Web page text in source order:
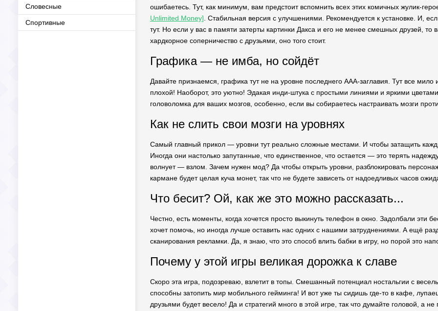
Словесные
Спортивные
ошибаетесь. Тут, как минимум, вам предстоит вспомнить всех этих комичных жулик-
Unlimited Money] . Стабильная версия с улучшениями. Рекомендуется к установке. И,
тут. Но если у вас в памяти затерты картинки Дакса и его не менее смешных друзей, то
хардкорное соперничество с друзьями, оно того стоит.
Графика — не имба, но сойдёт
Давайте признаемся, графика тут не на уровне последнего AAA-заглавия. Тут все
плохой! Наоборот, это уютно! Эдакая инди-штука с простыми линиями и яркими
головоломка для ваших мозгов, особенно, если вы собираетесь настраивать мозги
Как не слить свои мозги на уровнях
Самый главный прикол — уровни тут реально сложные местами. И чтобы затащить
Иногда они настолько запутанные, что единственное, что остается — это терять
волнует — взлом. Зачем нужен мод? Да чтобы открыть уровни, разблокировать
кармане будет целая куча монет, так что не будете зависеть от надоедливых часов
Что бесит? Ой, как же это можно рассказать...
Честно, есть моменты, когда хочется просто выкинуть телефон в окно. Задолбали эти
хочет помочь, но иногда лучше оставить нас одних с нашими затруднениями. А ещё
сканирования рекламки. Да, я знаю, что это способ влить бабки в игру, но порой это
Почему у этой игры великая дорожка к славе
Скоро эта игра, подозреваю, взлетит в топы. Смешанный потенциал ностальгии с
способны затопить мир мобильного гейминга! И вот уже ты сидишь где-то в кафе,
друзьями будет весело! Да и стратегий много в этой игре, так что думайте головой, а